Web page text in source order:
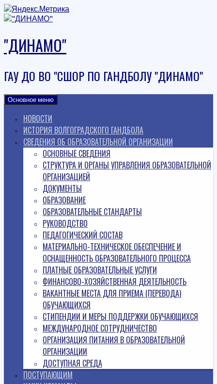
Наверх
"ДИНАМО"
ГАУ ДО ВО "СШОР ПО ГАНДБОЛУ "ДИНАМО"
Основное меню
НОВОСТИ
ИСТОРИЯ ВОЛГОГРАДСКОГО ГАНДБОЛА
СВЕДЕНИЯ ОБ ОБРАЗОВАТЕЛЬНОЙ ОРГАНИЗАЦИИ
ОСНОВНЫЕ СВЕДЕНИЯ
СТРУКТУРА И ОРГАНЫ УПРАВЛЕНИЯ ОБРАЗОВАТЕЛЬНОЙ
ОРГАНИЗАЦИЕЙ
ДОКУМЕНТЫ
ОБРАЗОВАНИЕ
ОБРАЗОВАТЕЛЬНЫЕ СТАНДАРТЫ
РУКОВОДСТВО
ПЕДАГОГИЧЕСКИЙ СОСТАВ
МАТЕРИАЛЬНО-ТЕХНИЧЕСКОЕ ОБЕСПЕЧЕНИЕ И
ОСНАЩЕННОСТЬ ОБРАЗОВАТЕЛЬНОГО ПРОЦЕССА
ПЛАТНЫЕ ОБРАЗОВАТЕЛЬНЫЕ УСЛУГИ
ФИНАНСОВО-ХОЗЯЙСТВЕННАЯ ДЕЯТЕЛЬНОСТЬ
ВАКАНТНЫЕ МЕСТА ДЛЯ ПРИЕМА (ПЕРЕВОДА)
ОБУЧАЮЩИХСЯ
СТИПЕНДИИ И МЕРЫ ПОДДЕРЖКИ ОБУЧАЮЩИХСЯ
МЕЖДУНАРОДНОЕ СОТРУДНИЧЕСТВО
ОРГАНИЗАЦИЯ ПИТАНИЯ В ОБРАЗОВАТЕЛЬНОЙ
ОРГАНИЗАЦИИ
ДОСТУПНАЯ СРЕДА
ПОСТУПАЮЩИМ